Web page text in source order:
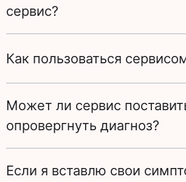
сервис?
Как пользоваться
Может ли сервис
опровергнуть диагноз?
Если я вставлю свои